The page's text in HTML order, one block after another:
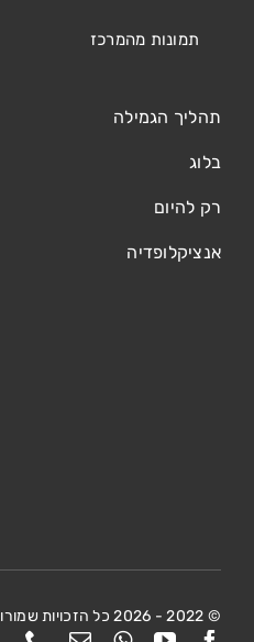
תמונות מהמרכז
תהליך הגמילה
בלוג
רק להיום
אנציקלופדיה
© 2022 - 2026 כל הזכויות שמורות ל״שביל הדרך לחיים״